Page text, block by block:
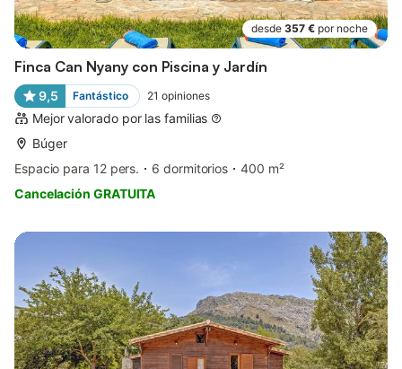
desde 357 € por noche
Finca Can Nyany con Piscina y Jardín
9,5 Fantástico 21 opiniones
Mejor valorado por las familias
Búger
Espacio para 12 pers.
6 dormitorios
400 m²
Cancelación GRATUITA